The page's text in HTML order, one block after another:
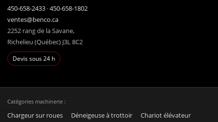
450-658-2433 ·450-658-1802
ventes@benco.ca
2252 rang de la Savane,
Richelieu (Québec) J3L 8C2
Devis sous 24 h
Catégories machinerie :
Chargeur sur roues Déneigeuse à trottoir
Chariot élévateur